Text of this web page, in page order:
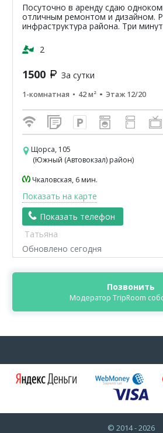
Посуточно в аренду сдаю
отличным ремонтом и дизайном.
инфраструктура района. Три
Тихий район. Обору...
2
1500 За сутки
1-комнатная 42 м² Этаж 12/20
Щорса, 105
(Южный (Автовокзал) район)
Чкаловская, 6 мин.
Показать на карте
Показать телефон
Татьяна
Обновлено сегодня
Позвонить
Модератор TripRoom
© 2014 - 2026